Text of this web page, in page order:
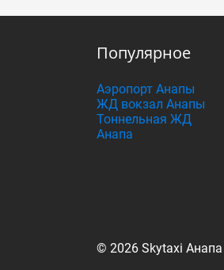
Популярное
Аэропорт Анапы
ЖД вокзал Анапы
Тоннельная ЖД
Анапа
© 2026 Skytaxi Анапа